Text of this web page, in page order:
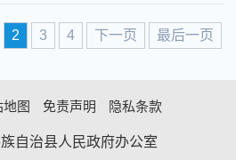
2 3 4 下一页 最后一页
地图 免责声明 隐私条款
自治县人民政府办公室